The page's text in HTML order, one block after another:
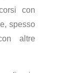
con
spesso
altre